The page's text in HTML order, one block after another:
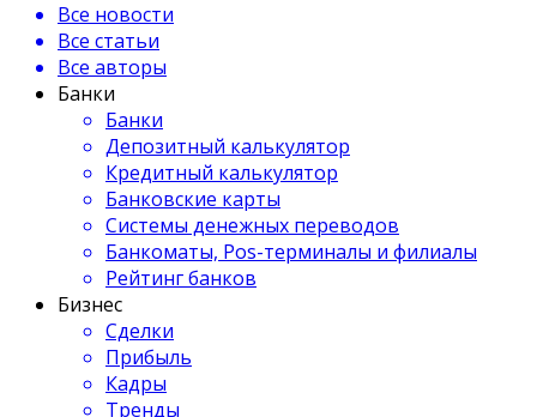
Все новости
Все статьи
Все авторы
Банки
Банки
Депозитный калькулятор
Кредитный калькулятор
Банковские карты
Системы денежных переводов
Банкоматы, Pos-терминалы и филиалы
Рейтинг банков
Бизнес
Сделки
Прибыль
Кадры
Тренды